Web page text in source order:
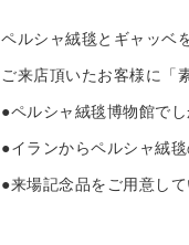
ペルシャ絨毯とギャッベ
ご来店頂いたお客様に「
●ペルシャ絨毯博物館で
●イランからペルシャ絨
●来場記念品をご用意して